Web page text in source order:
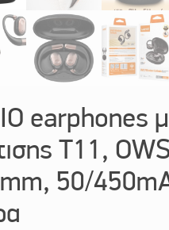
earphones
T11,
50/